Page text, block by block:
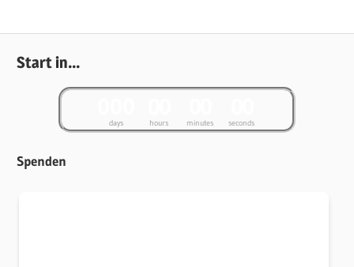
Start in...
days hours minutes seconds
Spenden